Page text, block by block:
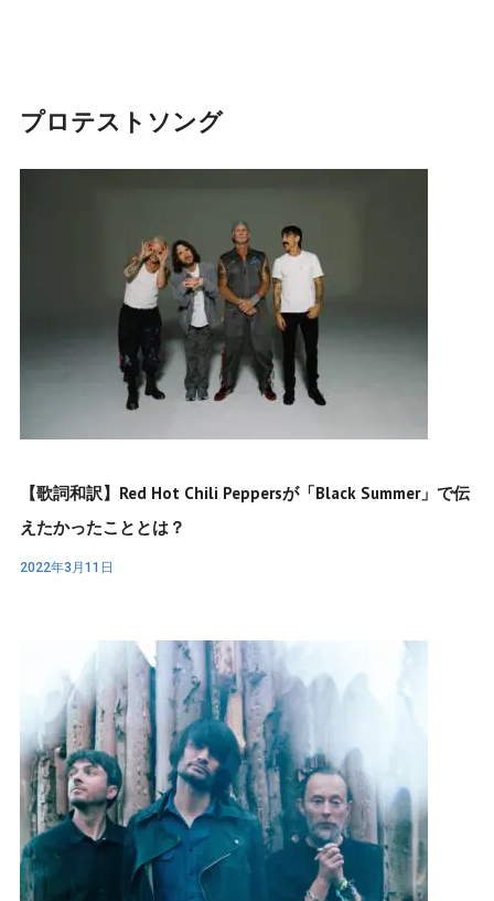
プロテストソング
【歌詞和訳】Red Hot Chili Peppersが「Black Summer」で伝
えたかったこととは？
2022年3月11日